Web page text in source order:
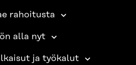
rahoitusta
alla nyt
ja työkalut